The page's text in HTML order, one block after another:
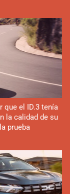
que el ID.3 tenía
la calidad de su
prueba